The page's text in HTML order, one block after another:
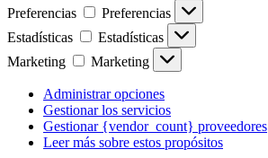
Preferencias
Preferencias
Estadísticas
Estadísticas
Marketing
Marketing
Administrar opciones
Gestionar los servicios
Gestionar {vendor_count} proveedores
Leer más sobre estos propósitos